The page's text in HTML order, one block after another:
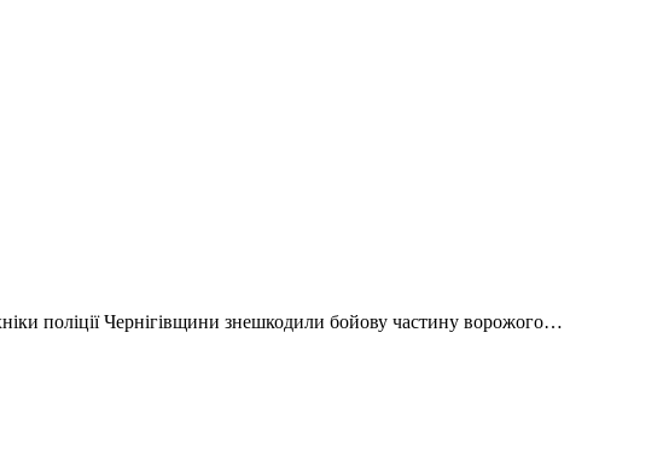
поліції Чернігівщини знешкодили бойову частину ворожого…